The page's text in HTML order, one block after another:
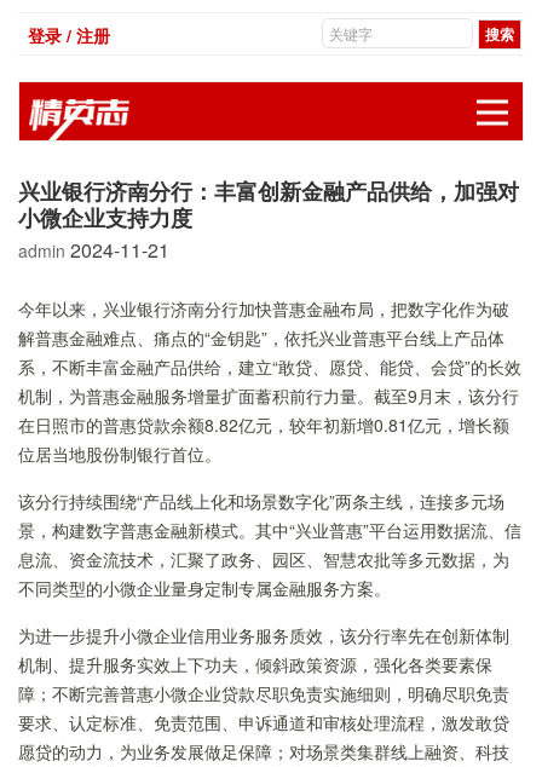
登录 / 注册
兴业银行济南分行：丰富创新金融产品供给，加强对
小微企业支持力度
admin 2024-11-21
今年以来，兴业银行济南分行加快普惠金融布局，把数字化作为破
解普惠金融难点、痛点的“金钥匙”，依托兴业普惠平台线上产品体
系，不断丰富金融产品供给，建立“敢贷、愿贷、能贷、会贷”的长效
机制，为普惠金融服务增量扩面蓄积前行力量。截至9月末，该分行
在日照市的普惠贷款余额8.82亿元，较年初新增0.81亿元，增长额
位居当地股份制银行首位。
该分行持续围绕“产品线上化和场景数字化”两条主线，连接多元场
景，构建数字普惠金融新模式。其中“兴业普惠”平台运用数据流、信
息流、资金流技术，汇聚了政务、园区、智慧农批等多元数据，为
不同类型的小微企业量身定制专属金融服务方案。
为进一步提升小微企业信用业务服务质效，该分行率先在创新体制
机制、提升服务实效上下功夫，倾斜政策资源，强化各类要素保
障；不断完善普惠小微企业贷款尽职免责实施细则，明确尽职免责
要求、认定标准、免责范围、申诉通道和审核处理流程，激发敢贷
愿贷的动力，为业务发展做足保障；对场景类集群线上融资、科技